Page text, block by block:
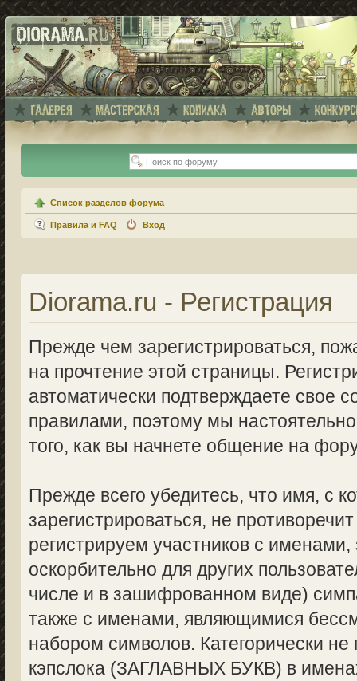
Список разделов форума
Правила и FAQ Вход
Diorama.ru - Регистрация
Прежде чем зарегистрироваться,
на прочтение этой страницы.
автоматически подтверждаете свое
правилами, поэтому мы
того, как вы начнете общение на
Прежде всего убедитесь, что имя, с
зарегистрироваться, не
регистрируем участников с
оскорбительно для других
числе и в зашифрованном виде)
также с именами, являющимися
набором символов. Категорически не
кэпслока (ЗАГЛАВНЫХ БУКВ) в